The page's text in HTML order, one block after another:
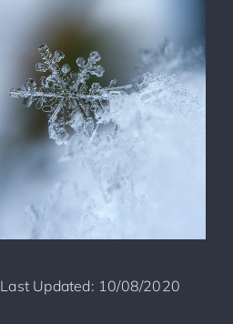
Last Updated: 10/08/2020